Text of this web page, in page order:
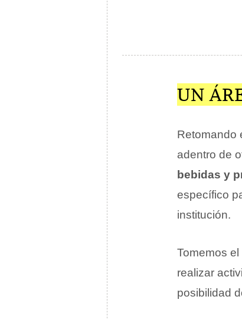
UN
Retomando
adentro de
bebidas y
específico
institución.
Tomemos
realizar
posibilidad